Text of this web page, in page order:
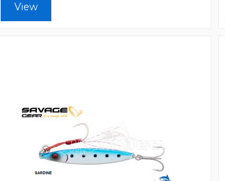
View